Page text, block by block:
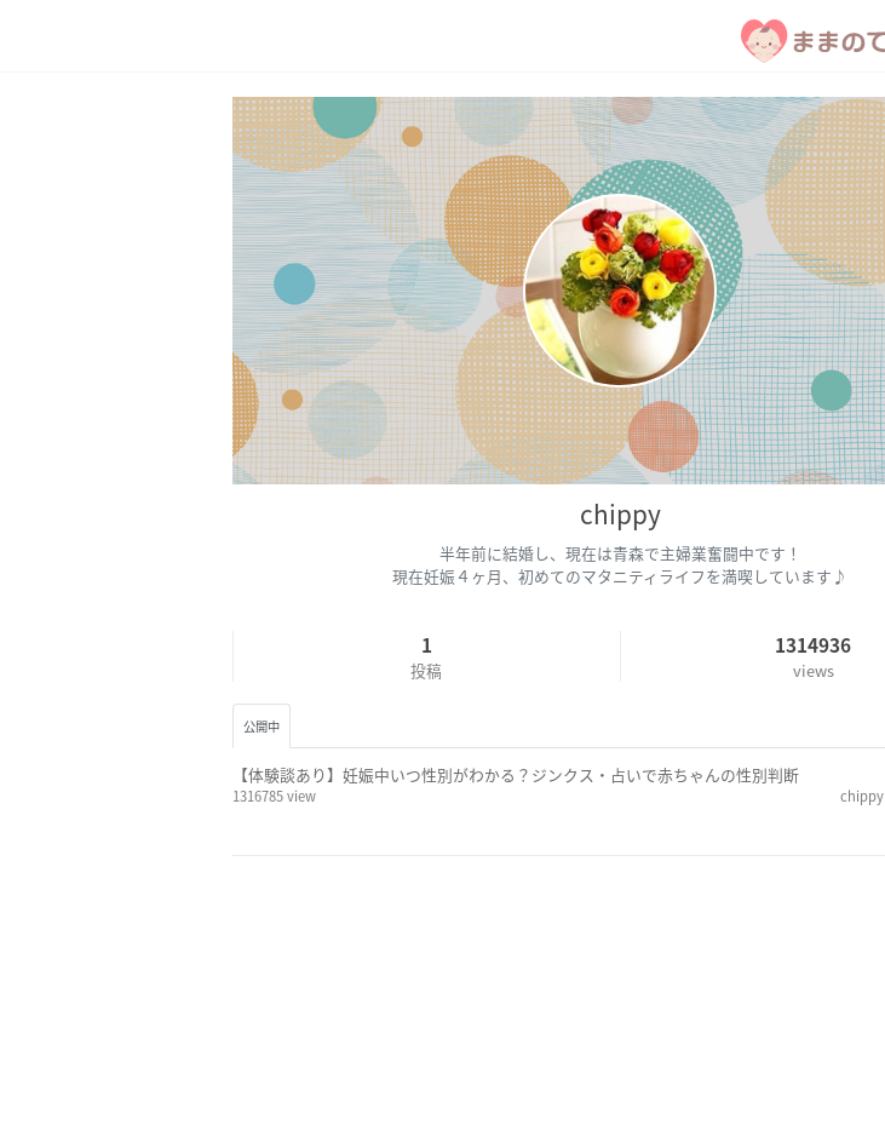
chippy
半年前に結婚し、現在は青森で主婦業奮闘中です！
現在妊娠４ヶ月、初めてのマタニティライフを満喫しています♪
1
投稿
1314936
views
公開中
【体験談あり】妊娠中いつ性別がわかる？ジンクス・占いで赤ちゃんの性別判断
1316785 view chippy